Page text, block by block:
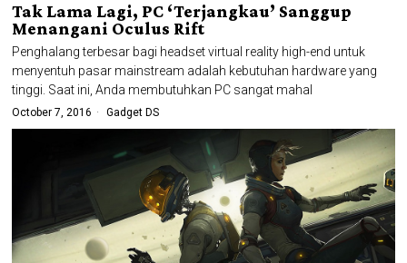
Tak Lama Lagi, PC ‘Terjangkau’ Sanggup
Menangani Oculus Rift
Penghalang terbesar bagi headset virtual reality high-end untuk
menyentuh pasar mainstream adalah kebutuhan hardware yang
tinggi. Saat ini, Anda membutuhkan PC sangat mahal
October 7, 2016 Gadget DS